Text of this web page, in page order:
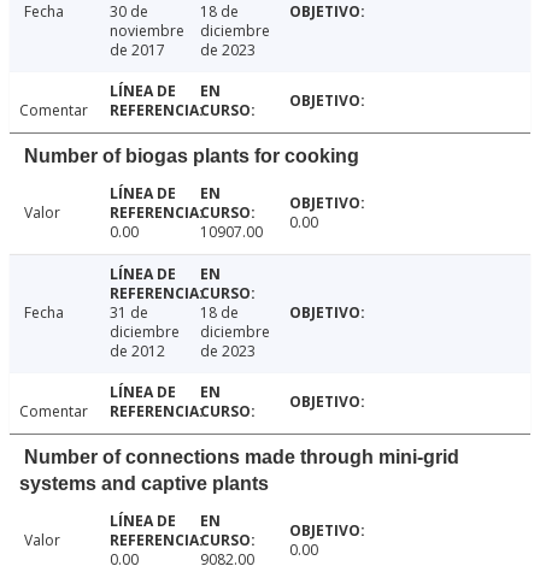
Fecha
30 de
noviembre
de 2017
18 de
diciembre
de 2023
Comentar
Number of biogas plants for cooking
Valor
0.00
10907.00 0.00
Fecha
31 de
diciembre
de 2012
18 de
diciembre
de 2023
Comentar
Number of connections made through mini-grid
systems and captive plants
Valor
0.00
9082.00 0.00